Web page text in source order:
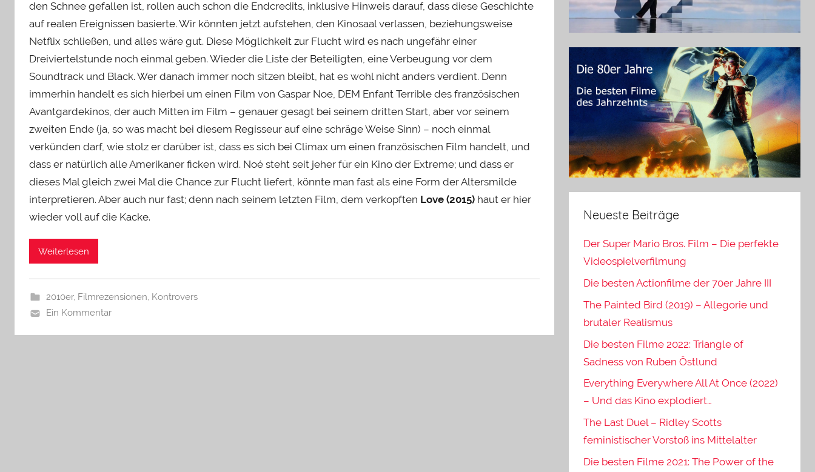
den Schnee gefallen ist, rollen auch schon die Endcredits, inklusive Hinweis darauf, dass diese Geschichte
auf realen Ereignissen basierte. Wir könnten jetzt aufstehen, den Kinosaal verlassen, beziehungsweise
Netflix schließen, und alles wäre gut. Diese Möglichkeit zur Flucht wird es nach ungefähr einer
Dreiviertelstunde noch einmal geben. Wieder die Liste der Beteiligten, eine Verbeugung vor dem
Soundtrack und Black. Wer danach immer noch sitzen bleibt, hat es wohl nicht anders verdient. Denn
immerhin handelt es sich hierbei um einen Film von Gaspar Noe, DEM Enfant Terrible des französischen
Avantgardekinos, der auch Mitten im Film – genauer gesagt bei seinem dritten Start, aber vor seinem
zweiten Ende (ja, so was macht bei diesem Regisseur auf eine schräge Weise Sinn) – noch einmal
verkünden darf, wie stolz er darüber ist, dass es sich bei Climax um einen französischen Film handelt, und
dass er natürlich alle Amerikaner ficken wird. Noé steht seit jeher für ein Kino der Extreme; und dass er
dieses Mal gleich zwei Mal die Chance zur Flucht liefert, könnte man fast als eine Form der Altersmilde
interpretieren. Aber auch nur fast; denn nach seinem letzten Film, dem verkopften Love (2015) haut er hier
wieder voll auf die Kacke.
Weiterlesen
2010er, Filmrezensionen, Kontrovers
Ein Kommentar
Neueste Beiträge
Der Super Mario Bros. Film – Die perfekte
Videospielverfilmung
Die besten Actionfilme der 70er Jahre III
The Painted Bird (2019) – Allegorie und
brutaler Realismus
Die besten Filme 2022: Triangle of
Sadness von Ruben Östlund
Everything Everywhere All At Once (2022)
– Und das Kino explodiert…
The Last Duel – Ridley Scotts
feministischer Vorstoß ins Mittelalter
Die besten Filme 2021: The Power of the